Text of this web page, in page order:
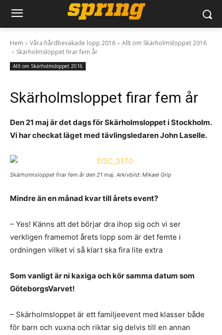
Hem Våra hårdbevakade lopp 2016
Allt om Skärholmsloppet 2016
Skärholmsloppet firar fem år
Allt om Skärholmsloppet 2016
Skärholmsloppet firar fem år
Den 21 maj är det dags för Skärholmsloppet i Stockholm.
Vi har checkat läget med tävlingsledaren John Laselle.
Skärholmsloppet firar fem år den 21 maj. Arkivbild: Mikael Grip
Mindre än en månad kvar till årets event?
– Yes! Känns att det börjar dra ihop sig och vi ser
verkligen framemot årets lopp som är det femte i
ordningen vilket vi så klart ska fira lite extra
Som vanligt är ni kaxiga och kör samma datum som
GöteborgsVarvet!
– Skärholmsloppet är ett familjeevent med klasser både
för barn och vuxna och riktar sig delvis till en annan